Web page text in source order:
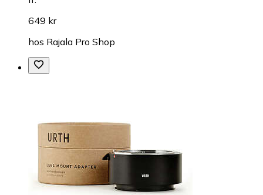
649 kr
hos Rajala Pro Shop